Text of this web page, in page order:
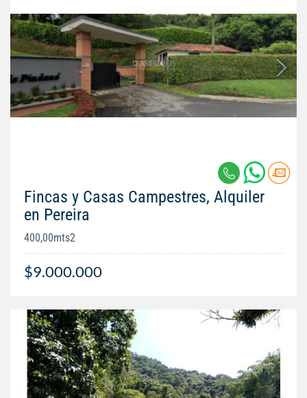
Fincas y Casas Campestres, Alquiler
en Pereira
400,00mts2
$9.000.000